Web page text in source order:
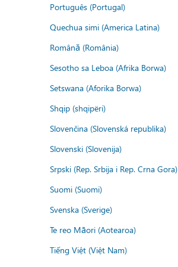
Português (Portugal)
Quechua simi (America Latina)
Română (România)
Sesotho sa Leboa (Afrika Borwa)
Setswana (Aforika Borwa)
Shqip (shqipëri)
Slovenčina (Slovenská republika)
Slovenski (Slovenija)
Srpski (Rep. Srbija i Rep. Crna Gora)
Suomi (Suomi)
Svenska (Sverige)
Te reo Māori (Aotearoa)
Tiếng Việt (Việt Nam)